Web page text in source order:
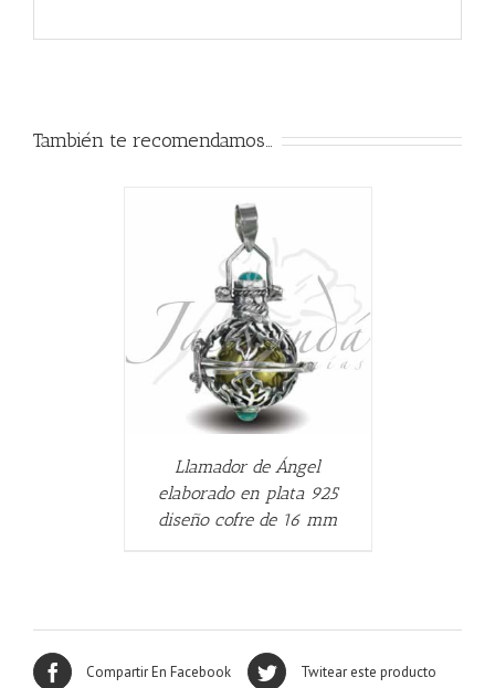
También te recomendamos…
Llamador de Ángel
elaborado en plata 925
diseño cofre de 16 mm
Compartir En Facebook Twitear este producto